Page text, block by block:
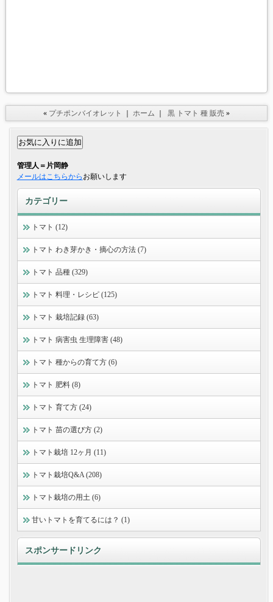
« プチポンバイオレット ｜ ホーム ｜ 黒 トマト 種 販売»
管理人＝片岡静
メールはこちらから お願いします
カテゴリー
トマト (12)
トマト わき芽かき・摘心の方法 (7)
トマト 品種 (329)
トマト 料理・レシピ (125)
トマト 栽培記録 (63)
トマト 病害虫 生理障害 (48)
トマト 種からの育て方 (6)
トマト 肥料 (8)
トマト 育て方 (24)
トマト 苗の選び方 (2)
トマト栽培 12ヶ月 (11)
トマト栽培Q&A (208)
トマト栽培の用土 (6)
甘いトマトを育てるには？ (1)
スポンサードリンク